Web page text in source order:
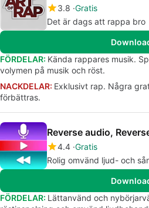
3.8 Gratis
Det är dags att rappa bro
FÖRDELAR: Kända rappares musik.
volymen på musik och röst.
NACKDELAR: Exklusivt rap. Några
förbättras.
Reverse audio,
4.4 Gratis
Rolig omvänd ljud- och
FÖRDELAR: Lättanvänd och